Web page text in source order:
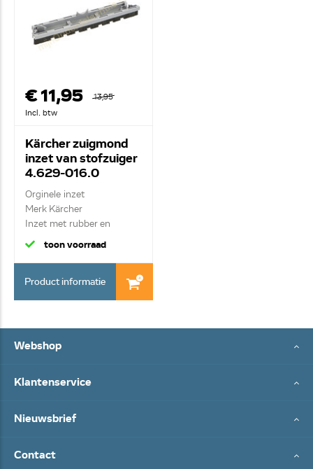
€ 11,95
13,95
Incl. btw
Kärcher zuigmond
inzet van stofzuiger
4.629-016.0
Orginele inzet
Merk Kärcher
Inzet met rubber en
borstel v...
toon voorraad
Product informatie
Webshop
Klantenservice
Nieuwsbrief
Contact